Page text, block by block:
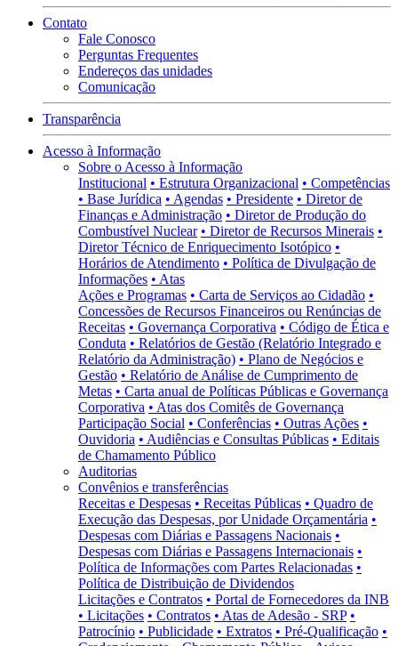
Contato
Fale Conosco
Perguntas Frequentes
Endereços das unidades
Comunicação
Transparência
Acesso à Informação
Sobre o Acesso à Informação
Institucional • Estrutura Organizacional • Competências
• Base Jurídica • Agendas • Presidente • Diretor de
Finanças e Administração • Diretor de Produção do
Combustível Nuclear • Diretor de Recursos Minerais •
Diretor Técnico de Enriquecimento Isotópico •
Horários de Atendimento • Política de Divulgação de
Informações • Atas
Ações e Programas • Carta de Serviços ao Cidadão •
Concessões de Recursos Financeiros ou Renúncias de
Receitas • Governança Corporativa • Código de Ética e
Conduta • Relatórios de Gestão (Relatório Integrado e
Relatório da Administração) • Plano de Negócios e
Gestão • Relatório de Análise de Cumprimento de
Metas • Carta anual de Políticas Públicas e Governança
Corporativa • Atas dos Comitês de Governança
Participação Social • Conferências • Outras Ações •
Ouvidoria • Audiências e Consultas Públicas • Editais
de Chamamento Público
Auditorias
Convênios e transferências
Receitas e Despesas • Receitas Públicas • Quadro de
Execução das Despesas, por Unidade Orçamentária •
Despesas com Diárias e Passagens Nacionais •
Despesas com Diárias e Passagens Internacionais •
Política de Informações com Partes Relacionadas •
Política de Distribuição de Dividendos
Licitações e Contratos • Portal de Fornecedores da INB
• Licitações • Contratos • Atas de Adesão - SRP •
Patrocínio • Publicidade • Extratos • Pré-Qualificação •